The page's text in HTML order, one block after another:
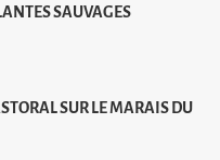
SAUVAGES
SUR LE MARAIS DU